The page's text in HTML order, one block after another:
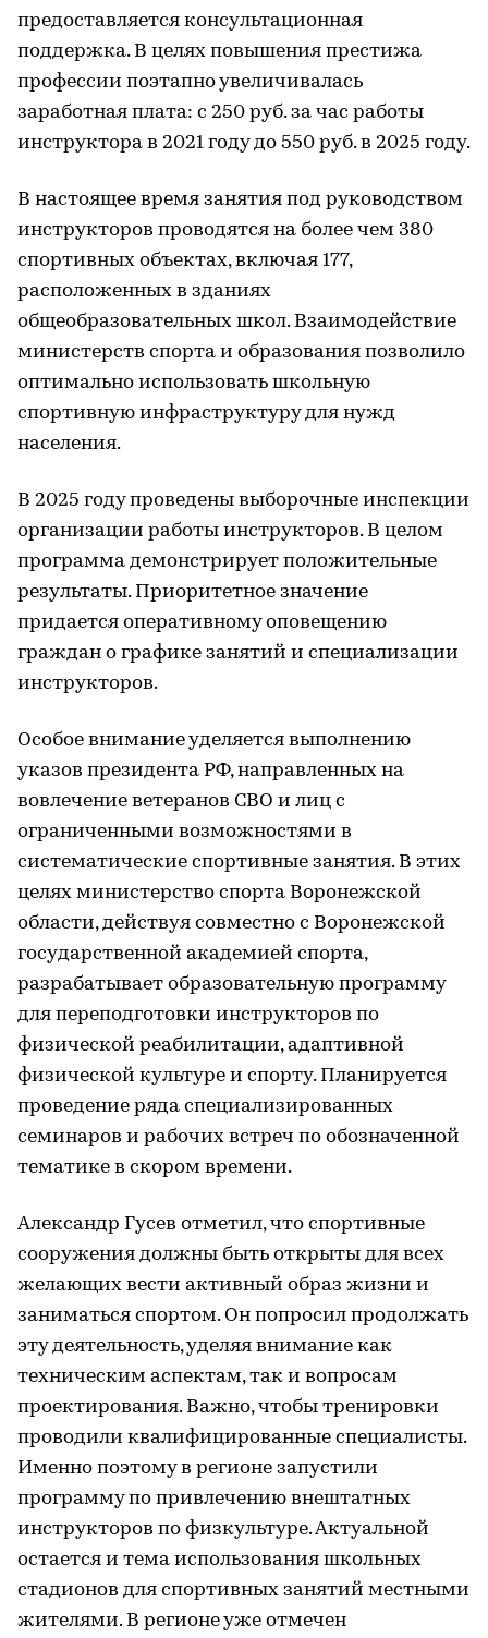
предоставляется консультационная
поддержка. В целях повышения престижа
профессии поэтапно увеличивалась
заработная плата: с 250 руб. за час работы
инструктора в 2021 году до 550 руб. в 2025 году.
В настоящее время занятия под руководством
инструкторов проводятся на более чем 380
спортивных объектах, включая 177,
расположенных в зданиях
общеобразовательных школ. Взаимодействие
министерств спорта и образования позволило
оптимально использовать школьную
спортивную инфраструктуру для нужд
населения.
В 2025 году проведены выборочные инспекции
организации работы инструкторов. В целом
программа демонстрирует положительные
результаты. Приоритетное значение
придается оперативному оповещению
граждан о графике занятий и специализации
инструкторов.
Особое внимание уделяется выполнению
указов президента РФ, направленных на
вовлечение ветеранов СВО и лиц с
ограниченными возможностями в
систематические спортивные занятия. В этих
целях министерство спорта Воронежской
области, действуя совместно с Воронежской
государственной академией спорта,
разрабатывает образовательную программу
для переподготовки инструкторов по
физической реабилитации, адаптивной
физической культуре и спорту. Планируется
проведение ряда специализированных
семинаров и рабочих встреч по обозначенной
тематике в скором времени.
Александр Гусев отметил, что спортивные
сооружения должны быть открыты для всех
желающих вести активный образ жизни и
заниматься спортом. Он попросил продолжать
эту деятельность, уделяя внимание как
техническим аспектам, так и вопросам
проектирования. Важно, чтобы тренировки
проводили квалифицированные специалисты.
Именно поэтому в регионе запустили
программу по привлечению внештатных
инструкторов по физкультуре. Актуальной
остается и тема использования школьных
стадионов для спортивных занятий местными
жителями. В регионе уже отмечен